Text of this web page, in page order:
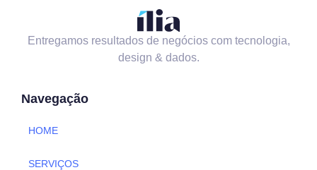
Entregamos resultados de negócios com tecnologia,
design & dados.
Navegação
HOME
SERVIÇOS